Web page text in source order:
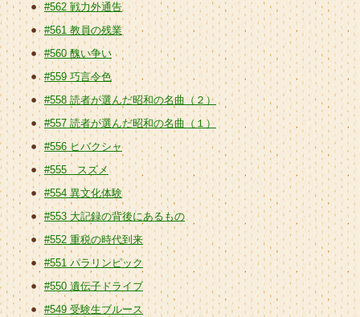
#562 戦力外通告
#561 教員の残業
#560 醜い争い
#559 巧言令色
#558 読者が選んだ昭和の名曲（２）
#557 読者が選んだ昭和の名曲（１）
#556 ヒバクシャ
#555 スズメ
#554 異文化体験
#553 大記録の背後にあるもの
#552 重税の時代到来
#551 パラリンピック
#550 遺伝子ドライブ
#549 受験生ブルース